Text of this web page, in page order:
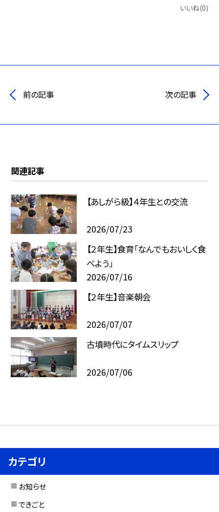
いいね(0)
前の記事 次の記事
関連記事
【あしがら級】４年生との交流
2026/07/23
【２年生】食育「なんでもおいしく食
べよう」
2026/07/16
【２年生】音楽朝会
2026/07/07
古墳時代にタイムスリップ
2026/07/06
カテゴリ
お知らせ
できごと